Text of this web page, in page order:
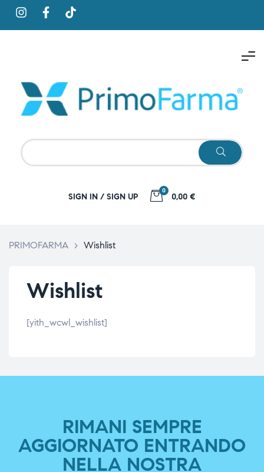
SIGN IN / SIGN UP
0
0,00 €
PRIMOFARMA > Wishlist
Wishlist
[yith_wcwl_wishlist]
RIMANI SEMPRE
AGGIORNATO ENTRANDO
NELLA NOSTRA